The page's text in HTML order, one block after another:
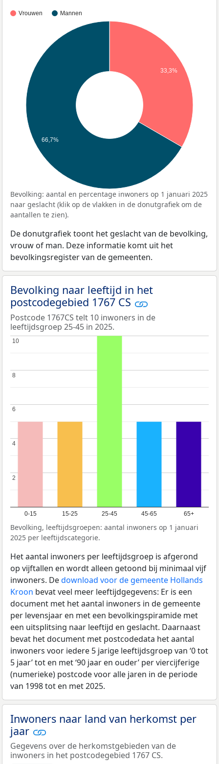
Vrouwen Mannen
33,3%
66,7%
Bevolking: aantal en percentage inwoners op 1 januari 2025
naar geslacht (klik op de vlakken in de donutgrafiek om de
aantallen te zien).
De donutgrafiek toont het geslacht van de bevolking,
vrouw of man. Deze informatie komt uit het
bevolkingsregister van de gemeenten.
Bevolking naar leeftijd in het
postcodegebied 1767 CS
Postcode 1767CS telt 10 inwoners in de
leeftijdsgroep 25-45 in 2025.
0-15 15-25 25-45 45-65 65+
2
2
4
4
6
6
8
8
10
10
Bevolking, leeftijdsgroepen: aantal inwoners op 1 januari
2025 per leeftijdscategorie.
Het aantal inwoners per leeftijdsgroep is afgerond
op vijftallen en wordt alleen getoond bij minimaal vijf
inwoners. Dedownload voor de gemeente Hollands
Kroon bevat veel meer leeftijdgegevens: Er is een
document met het aantal inwoners in de gemeente
per levensjaar en met een bevolkingspiramide met
een uitsplitsing naar leeftijd en geslacht. Daarnaast
bevat het document met postcodedata het aantal
inwoners voor iedere 5 jarige leeftijdsgroep van ‘0 tot
5 jaar’ tot en met ‘90 jaar en ouder’ per viercijferige
(numerieke) postcode voor alle jaren in de periode
van 1998 tot en met 2025.
Inwoners naar land van herkomst per
jaar
Gegevens over de herkomstgebieden van de
inwoners in het postcodegebied 1767 CS.